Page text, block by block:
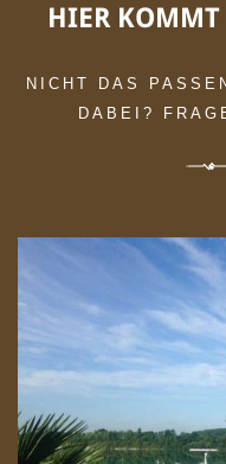
HIER
NICHT DAS
DABEI?